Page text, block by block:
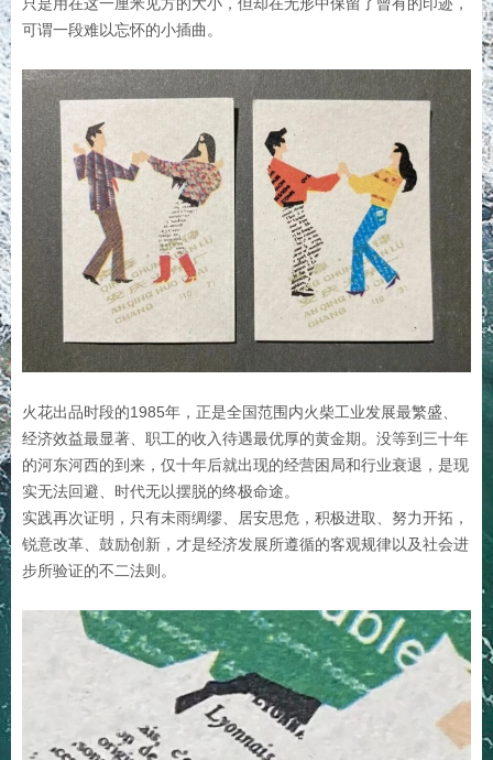
可谓一段难以忘怀的小插曲。
火花出品时段的1985年，正是全国范围内火柴工业发展最繁盛、
经济效益最显著、职工的收入待遇最优厚的黄金期。没等到三十年
的河东河西的到来，仅十年后就出现的经营困局和行业衰退，是现
实无法回避、时代无以摆脱的终极命途。
实践再次证明，只有未雨绸缪、居安思危，积极进取、努力开拓，
锐意改革、鼓励创新，才是经济发展所遵循的客观规律以及社会进
步所验证的不二法则。